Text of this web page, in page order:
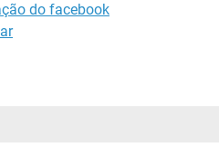
do facebook